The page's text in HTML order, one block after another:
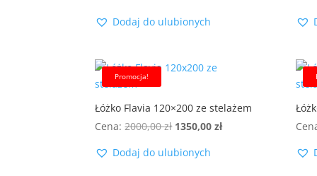
wynosiła:
Dodaj do ulubionych
Promocja!
Łóżko Flavia 120×200 ze stelażem
Cena:2000,00zł Pierwotna
wynosiła:
1350,00złAktualna
Dodaj do ulubionych